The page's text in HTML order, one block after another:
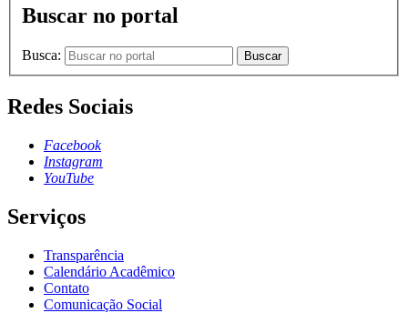
Buscar no portal
Busca: Buscar
Redes Sociais
Facebook
Instagram
YouTube
Serviços
Transparência
Calendário Acadêmico
Contato
Comunicação Social